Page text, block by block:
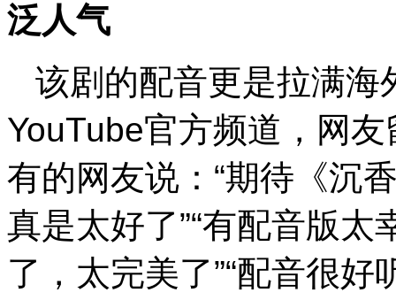
泛人气
该剧的配音更是拉满海
YouTube官方频道，网
有的网友说：“期待《沉
真是太好了”“有配音版太
了，太完美了”“配音很